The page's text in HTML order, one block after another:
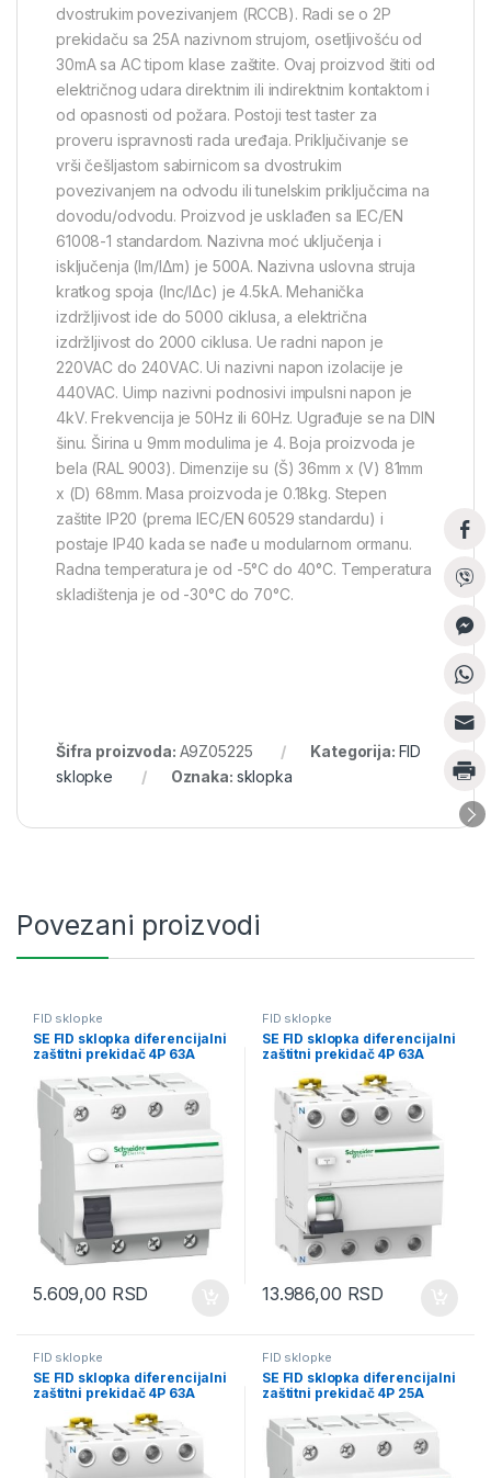
dvostrukim povezivanjem (RCCB). Radi se o 2P
prekidaču sa 25A nazivnom strujom, osetljivošću od
30mA sa AC tipom klase zaštite. Ovaj proizvod štiti od
električnog udara direktnim ili indirektnim kontaktom i
od opasnosti od požara. Postoji test taster za
proveru ispravnosti rada uređaja. Priključivanje se
vrši češljastom sabirnicom sa dvostrukim
povezivanjem na odvodu ili tunelskim priključcima na
dovodu/odvodu. Proizvod je usklađen sa IEC/EN
61008-1 standardom. Nazivna moć uključenja i
isključenja (Im/IΔm) je 500A. Nazivna uslovna struja
kratkog spoja (Inc/IΔc) je 4.5kA. Mehanička
izdržljivost ide do 5000 ciklusa, a električna
izdržljivost do 2000 ciklusa. Ue radni napon je
220VAC do 240VAC. Ui nazivni napon izolacije je
440VAC. Uimp nazivni podnosivi impulsni napon je
4kV. Frekvencija je 50Hz ili 60Hz. Ugrađuje se na DIN
šinu. Širina u 9mm modulima je 4. Boja proizvoda je
bela (RAL 9003). Dimenzije su (Š) 36mm x (V) 81mm
x (D) 68mm. Masa proizvoda je 0.18kg. Stepen
zaštite IP20 (prema IEC/EN 60529 standardu) i
postaje IP40 kada se nađe u modularnom ormanu.
Radna temperatura je od -5°C do 40°C. Temperatura
skladištenja je od -30°C do 70°C.
Šifra proizvoda: A9Z05225 Kategorija: FID
sklopke
Oznaka: sklopka
Povezani proizvodi
FID sklopke
SE FID sklopka diferencijalni
zaštitni prekidač 4P 63A
5.609,00 RSD
FID sklopke
SE FID sklopka diferencijalni
zaštitni prekidač 4P 63A
13.986,00 RSD
FID sklopke
SE FID sklopka diferencijalni
zaštitni prekidač 4P 63A
FID sklopke
SE FID sklopka diferencijalni
zaštitni prekidač 4P 25A